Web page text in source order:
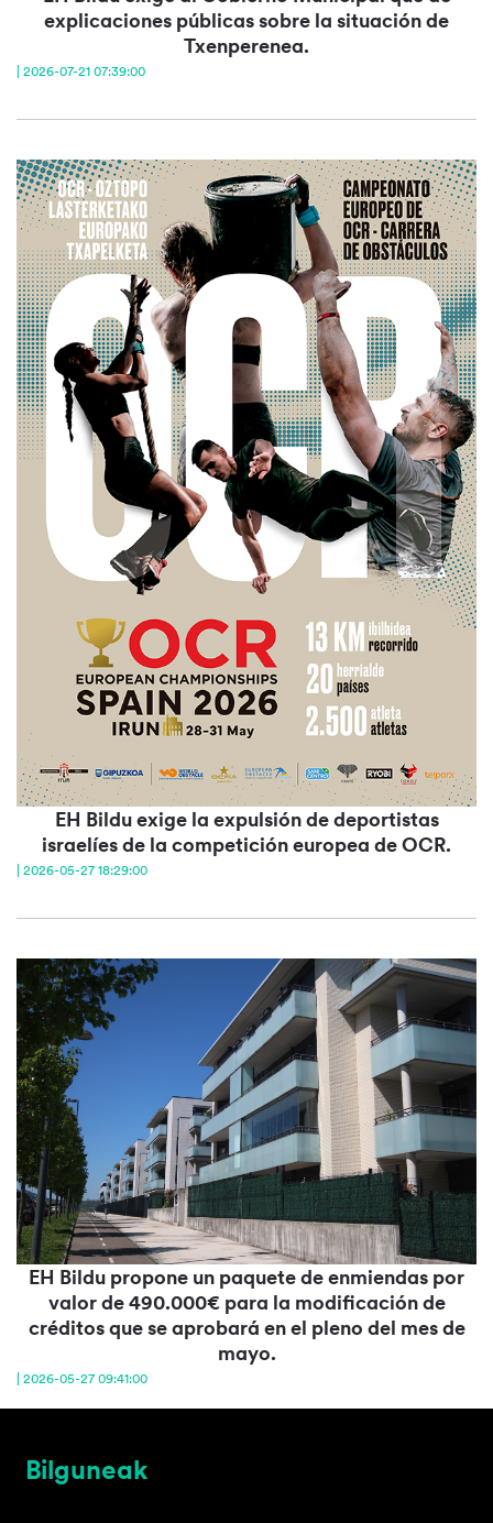
explicaciones públicas sobre la situación de
Txenperenea.
| 2026-07-21 07:39:00
EH Bildu exige la expulsión de deportistas
israelíes de la competición europea de OCR.
| 2026-05-27 18:29:00
EH Bildu propone un paquete de enmiendas por
valor de 490.000€ para la modificación de
créditos que se aprobará en el pleno del mes de
mayo.
| 2026-05-27 09:41:00
Bilguneak